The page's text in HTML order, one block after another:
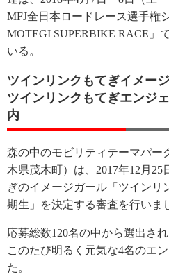
MFJ全日本ロードレース選手権
MOTEGI SUPERBIKE RACE」
いる。
ツインリンクもてぎイメー
ツインリンクもてぎエンジ
内
森の中のモビリティテーマパー
木県茂木町）は、2017年12月
ぎのイメージガール「ツインリ
期生」を決定する審査を行いま
応募総数120名の中から選出さ
このたび明るく元気な4名のエ
た。